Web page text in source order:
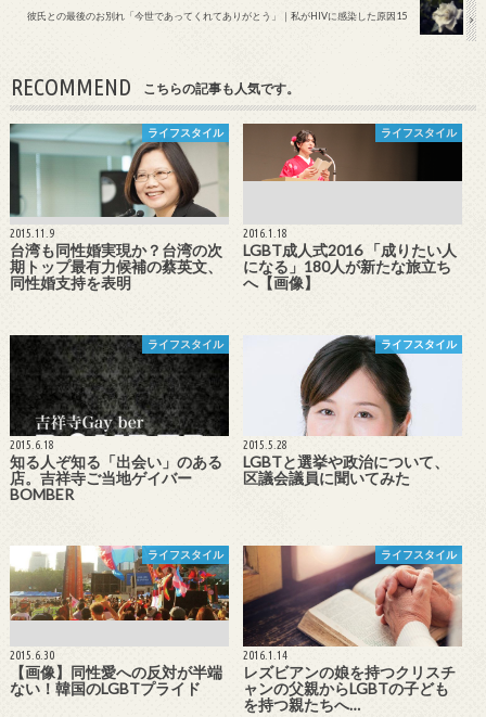
彼氏との最後のお別れ「今世であってくれてありがとう」｜私がHIVに感染した原因15
RECOMMEND こちらの記事も人気です。
ライフスタイル
2015.11.9
台湾も同性婚実現か？台湾の次
期トップ最有力候補の蔡英文、
同性婚支持を表明
ライフスタイル
2016.1.18
LGBT成人式2016 「成りたい人
になる」180人が新たな旅立ち
へ【画像】
ライフスタイル
2015.6.18
知る人ぞ知る「出会い」のある
店。吉祥寺ご当地ゲイバー
BOMBER
ライフスタイル
2015.5.28
LGBTと選挙や政治について、
区議会議員に聞いてみた
ライフスタイル
2015.6.30
【画像】同性愛への反対が半端
ない！韓国のLGBTプライド
ライフスタイル
2016.1.14
レズビアンの娘を持つクリスチ
ャンの父親からLGBTの子ども
を持つ親たちへ…